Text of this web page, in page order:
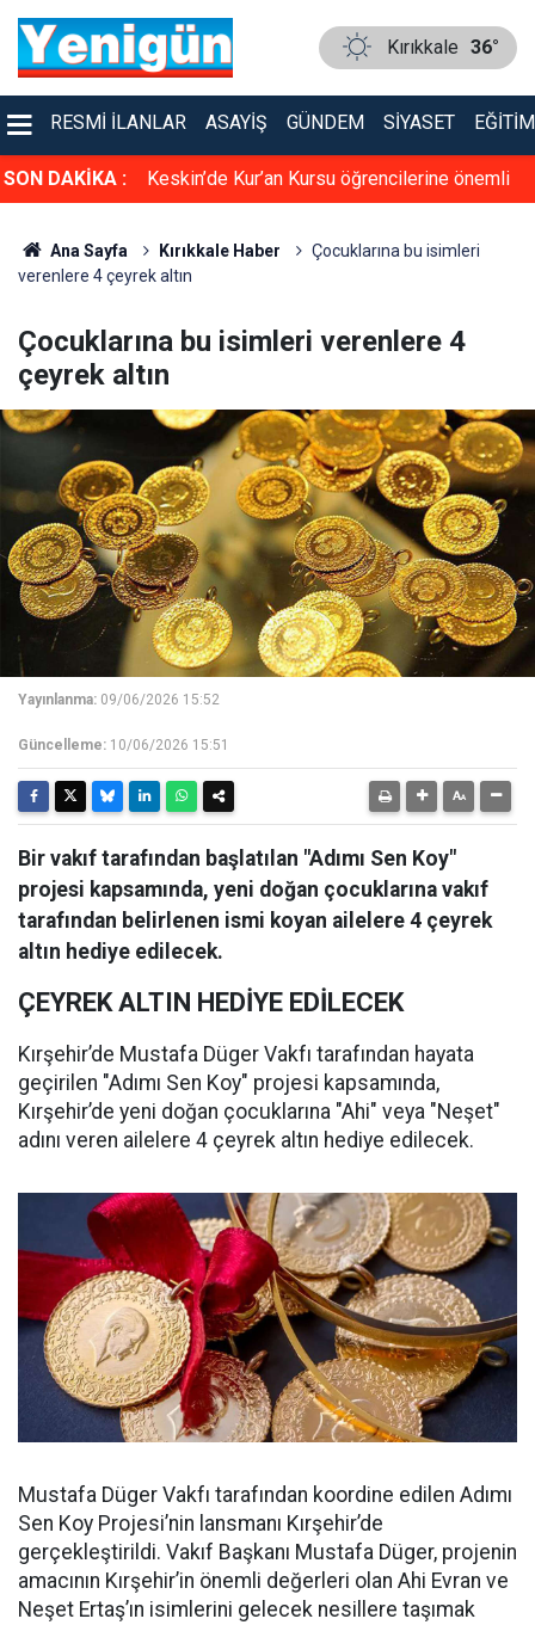
Kırıkkale 36°
RESMI İLANLAR ASAYIŞ GÜNDEM SIYASET EĞITIM
SON DAKİKA :
yaz Keskin’de Kur’an Kursu öğrencilerine önemli
Ana Sayfa Kırıkkale Haber
Çocuklarına bu isimleri
verenlere 4 çeyrek altın
Çocuklarına bu isimleri verenlere 4
çeyrek altın
Yayınlanma: 09/06/2026 15:52
Güncelleme: 10/06/2026 15:51
Bir vakıf tarafından başlatılan "Adımı Sen Koy"
projesi kapsamında, yeni doğan çocuklarına vakıf
tarafından belirlenen ismi koyan ailelere 4 çeyrek
altın hediye edilecek.
ÇEYREK ALTIN HEDİYE EDİLECEK
Kırşehir’de Mustafa Düger Vakfı tarafından hayata
geçirilen "Adımı Sen Koy" projesi kapsamında,
Kırşehir’de yeni doğan çocuklarına "Ahi" veya "Neşet"
adını veren ailelere 4 çeyrek altın hediye edilecek.
Mustafa Düger Vakfı tarafından koordine edilen Adımı
Sen Koy Projesi’nin lansmanı Kırşehir’de
gerçekleştirildi. Vakıf Başkanı Mustafa Düger, projenin
amacının Kırşehir’in önemli değerleri olan Ahi Evran ve
Neşet Ertaş’ın isimlerini gelecek nesillere taşımak